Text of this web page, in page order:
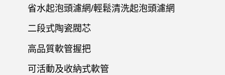
省水起泡頭濾網/輕鬆清洗起泡頭濾網
二段式陶瓷閥芯
高品質軟管握把
可活動及收納式軟管